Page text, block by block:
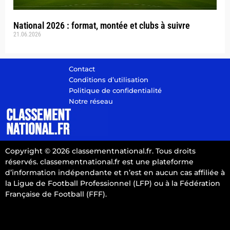
National 2026 : format, montée et clubs à suivre
21.06.2026
Contact
Conditions d’utilisation
Politique de confidentialité
Notre réseau
Copyright © 2026 classementnational.fr. Tous droits
réservés. classementnational.fr est une plateforme
d’information indépendante et n’est en aucun cas affiliée à
la Ligue de Football Professionnel (LFP) ou à la Fédération
Française de Football (FFF).